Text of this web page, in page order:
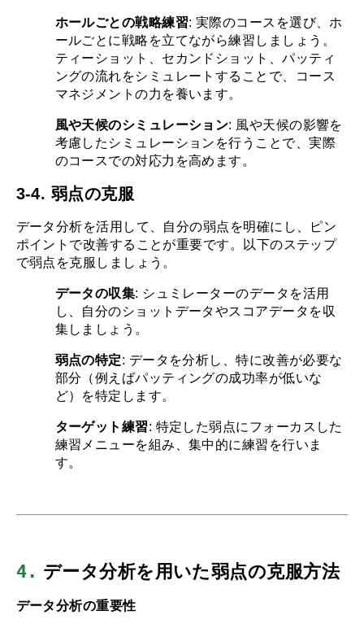
ホールごとの戦略練習: 実際のコースを選び、ホ
ールごとに戦略を立てながら練習しましょう。
ティーショット、セカンドショット、パッティ
ングの流れをシミュレートすることで、コース
マネジメントの力を養います。
風や天候のシミュレーション: 風や天候の影響を
考慮したシミュレーションを行うことで、実際
のコースでの対応力を高めます。
3-4. 弱点の克服
データ分析を活用して、自分の弱点を明確にし、ピン
ポイントで改善することが重要です。以下のステップ
で弱点を克服しましょう。
データの収集: シュミレーターのデータを活用
し、自分のショットデータやスコアデータを収
集しましょう。
弱点の特定: データを分析し、特に改善が必要な
部分（例えばパッティングの成功率が低いな
ど）を特定します。
ターゲット練習: 特定した弱点にフォーカスした
練習メニューを組み、集中的に練習を行いま
す。
4. データ分析を用いた弱点の克服方法
データ分析の重要性